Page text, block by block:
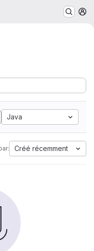
Java
Créé récemment